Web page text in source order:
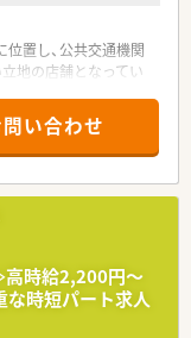
置し、公共交通機関
地の店舗となってい
110枚ほど応需して
ています。
運営していますが、
裕を持った対応を目指
機能の強化を目的と
社員を急募しておりま
い合わせ
高時給2,200円～
な時短パート求人